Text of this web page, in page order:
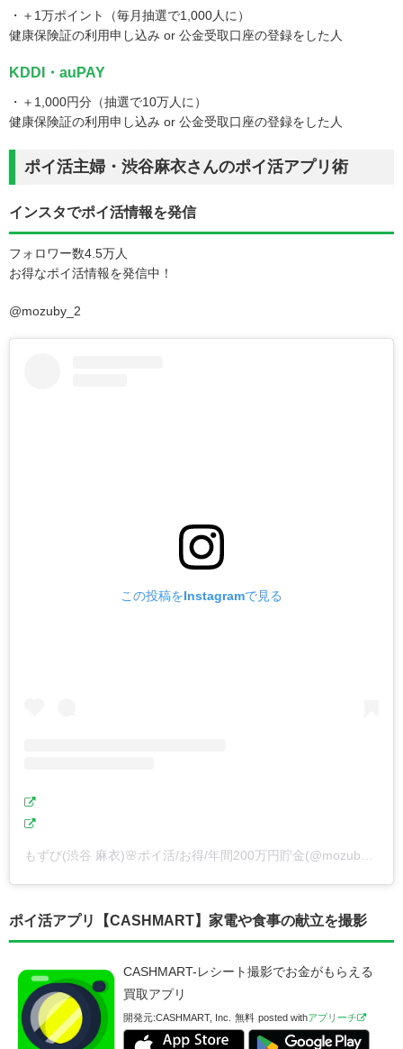
・＋1万ポイント（毎月抽選で1,000人に）
健康保険証の利用申し込み or 公金受取口座の登録をした人
KDDI・auPAY
・＋1,000円分（抽選で10万人に）
健康保険証の利用申し込み or 公金受取口座の登録をした人
ポイ活主婦・渋谷麻衣さんのポイ活アプリ術
インスタでポイ活情報を発信
フォロワー数4.5万人
お得なポイ活情報を発信中！
@mozuby_2
この投稿をInstagramで見る
ポイ活アプリ【CASHMART】家電や食事の献立を撮影
CASHMART-レシート撮影でお金がもらえる
買取アプリ
開発元:CASHMART, Inc. 無料 posted withアプリーチ